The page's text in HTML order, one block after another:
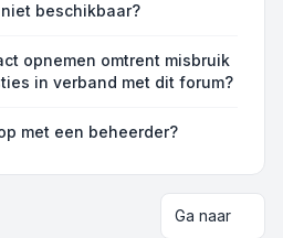
beschikbaar?
opnemen omtrent misbruik
in verband met dit forum?
met een beheerder?
Ga naar